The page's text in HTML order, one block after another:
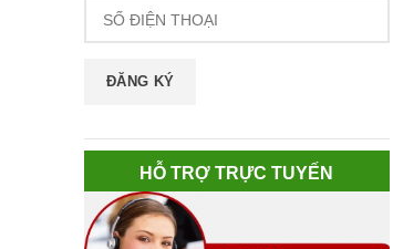
HỖ TRỢ TRỰC TUYẾN